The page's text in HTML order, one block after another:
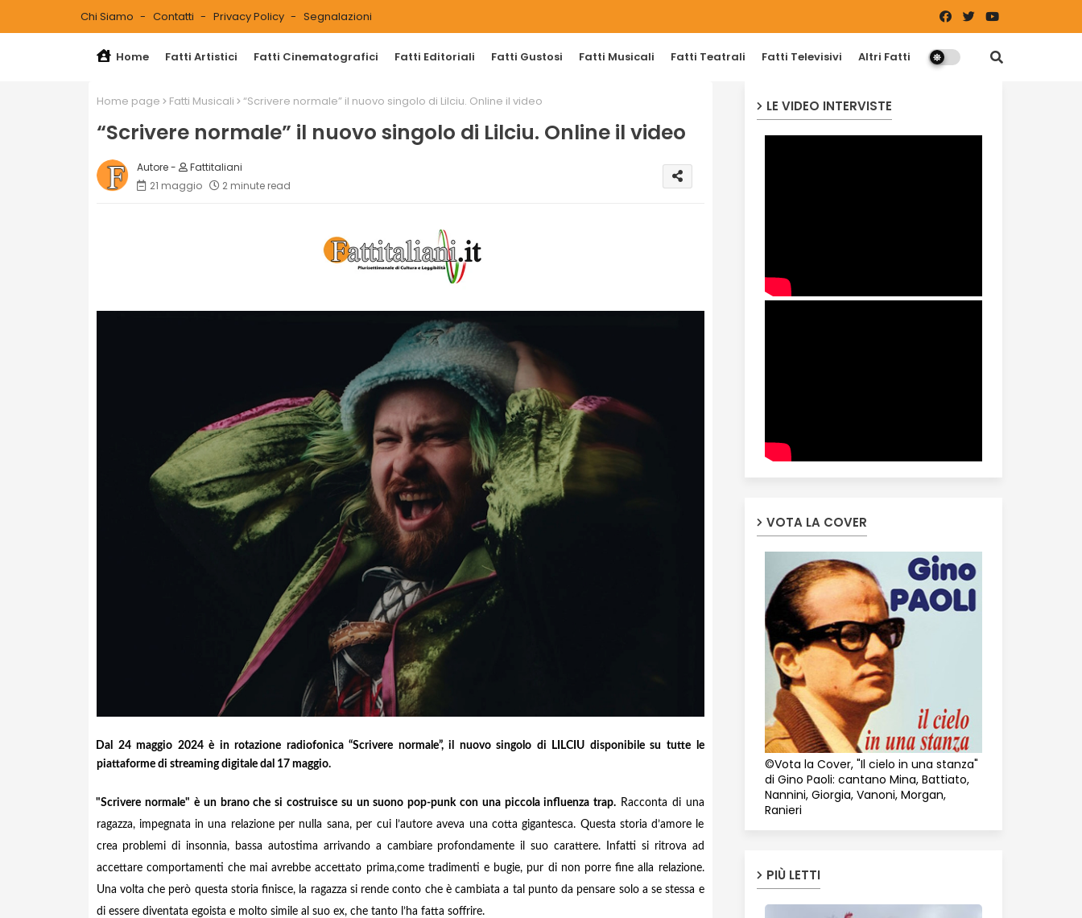
Chi Siamo Contatti Privacy Policy Segnalazioni
Home Fatti Artistici Fatti Cinematografici Fatti Editoriali Fatti Gustosi Fatti Musicali Fatti Teatrali Fatti Televisivi Altri Fatti
Home page Fatti Musicali “Scrivere normale” il nuovo singolo di Lilciu. Online il video
“Scrivere normale” il nuovo singolo di Lilciu. Online il video
Fattitaliani
21 maggio
2 minute read
Dal 24 maggio 2024 è in rotazione radiofonica “Scrivere normale”, il nuovo singolo di LILCIU disponibile su tutte le
piattaforme di streaming digitale dal 17 maggio.
"Scrivere normale" è un brano che si costruisce su un suono pop-punk con una piccola influenza trap. Racconta di una
ragazza, impegnata in una relazione per nulla sana, per cui l’autore aveva una cotta gigantesca. Questa storia d’amore le
crea problemi di insonnia, bassa autostima arrivando a cambiare profondamente il suo carattere. Infatti si ritrova ad
accettare comportamenti che mai avrebbe accettato prima,come tradimenti e bugie, pur di non porre fine alla relazione.
Una volta che però questa storia finisce, la ragazza si rende conto che è cambiata a tal punto da pensare solo a se stessa e
di essere diventata egoista e molto simile al suo ex, che tanto l’ha fatta soffrire.
LE VIDEO INTERVISTE
VOTA LA COVER
©Vota la Cover, "Il cielo in una stanza"
di Gino Paoli: cantano Mina, Battiato,
Nannini, Giorgia, Vanoni, Morgan,
Ranieri
PIÙ LETTI